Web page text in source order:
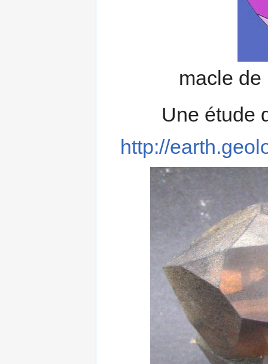
macle de
Une étude
http://